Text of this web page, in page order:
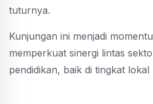
tuturnya.
Kunjungan ini menjadi
memperkuat sinergi lintas
pendidikan, baik di tingkat